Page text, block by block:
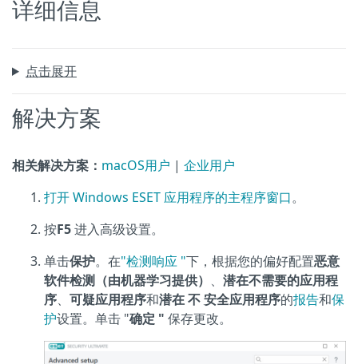
详细信息
点击展开
解决方案
相关解决方案： macOS用户 | 企业用户
打开 Windows ESET 应用程序的主程序窗口。
按F5进入高级设置。
单击保护。在"检测响应 "下，根据您的偏好配置恶意
软件检测（由机器学习提供） 、 潜在不需要的应用程
序、 可疑应用程序和潜在不安全应用程序的报告和保
护设置。单击 "确定 " 保存更改。